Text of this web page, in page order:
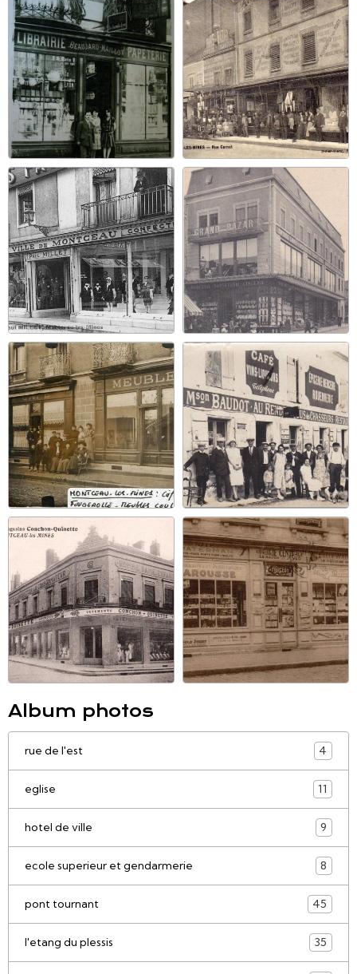
Album photos
rue de l'est 4
eglise 11
hotel de ville 9
ecole superieur et gendarmerie 8
pont tournant 45
l'etang du plessis 35